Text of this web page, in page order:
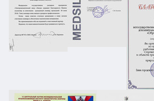
01.03.2026
ПЛДЧС для ООО "НС-Ойл"
ПОДРОБНЕЕ